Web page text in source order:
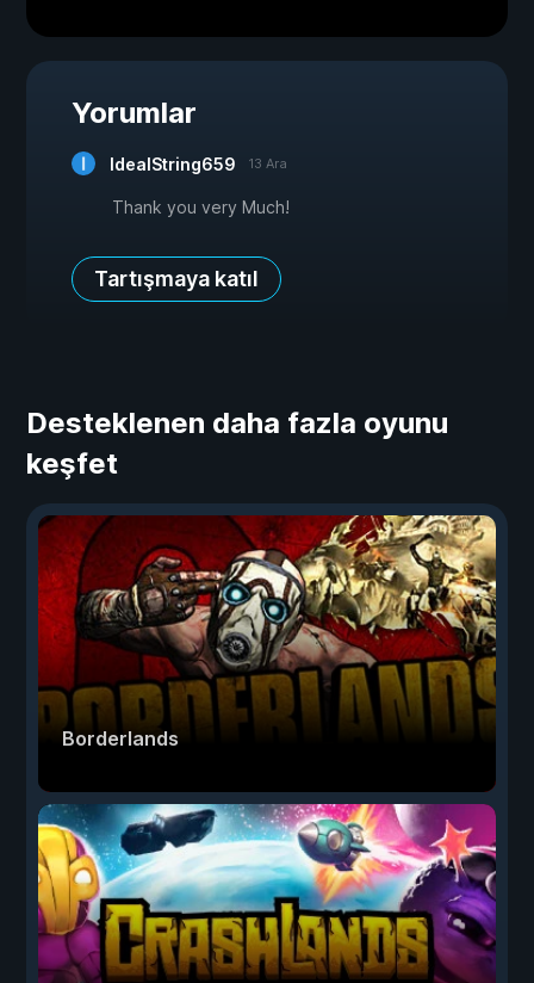
Yorumlar
IdealString659 13 Ara
Thank you very Much!
Tartışmaya katıl
Desteklenen daha fazla oyunu
keşfet
Borderlands